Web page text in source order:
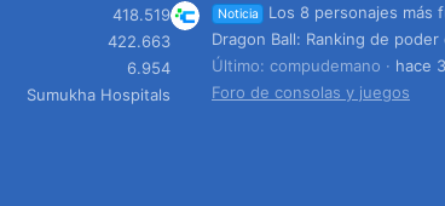
418.519
422.663
6.954
Sumukha Hospitals
Noticia
Los 8 personajes más
Dragon Ball: Ranking de
Último: compudemano
hace
Foro de consolas y juegos